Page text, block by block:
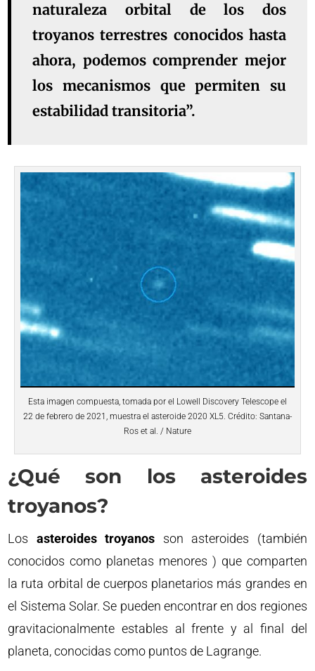
naturaleza orbital de los dos
troyanos terrestres conocidos hasta
ahora, podemos comprender mejor
los mecanismos que permiten su
estabilidad transitoria”.
Esta imagen compuesta, tomada por el Lowell Discovery Telescope el
22 de febrero de 2021, muestra el asteroide 2020 XL5. Crédito: Santana-
Ros et al. / Nature
¿Qué son los asteroides
troyanos?
Los asteroides troyanos son asteroides (también
conocidos como planetas menores ) que comparten
la ruta orbital de cuerpos planetarios más grandes en
el Sistema Solar. Se pueden encontrar en dos regiones
gravitacionalmente estables al frente y al final del
planeta, conocidas como puntos de Lagrange.